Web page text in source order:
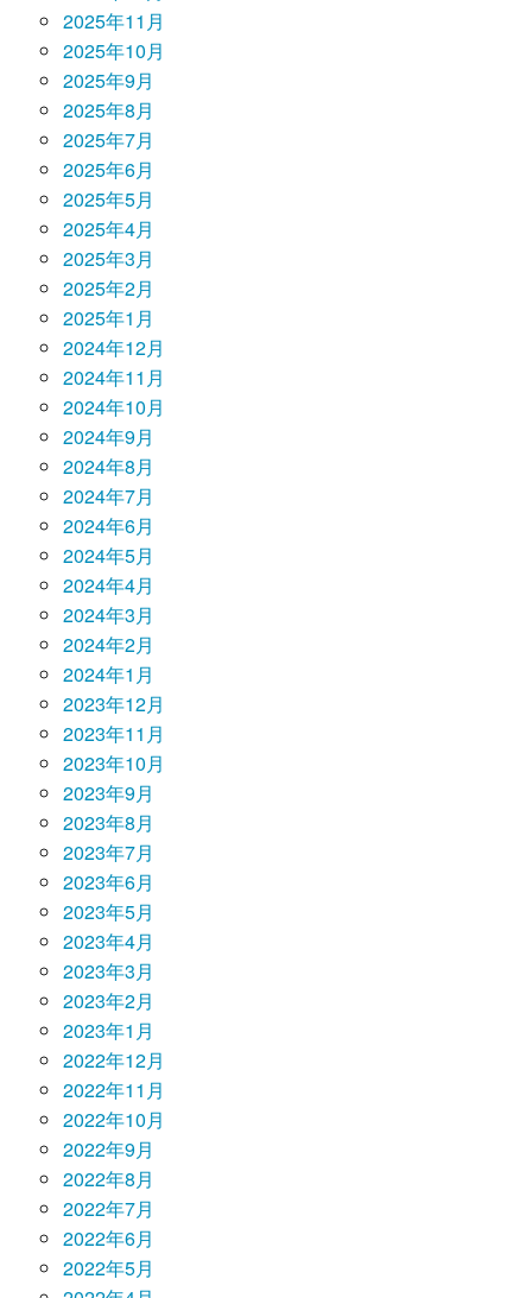
2025年11月
2025年10月
2025年9月
2025年8月
2025年7月
2025年6月
2025年5月
2025年4月
2025年3月
2025年2月
2025年1月
2024年12月
2024年11月
2024年10月
2024年9月
2024年8月
2024年7月
2024年6月
2024年5月
2024年4月
2024年3月
2024年2月
2024年1月
2023年12月
2023年11月
2023年10月
2023年9月
2023年8月
2023年7月
2023年6月
2023年5月
2023年4月
2023年3月
2023年2月
2023年1月
2022年12月
2022年11月
2022年10月
2022年9月
2022年8月
2022年7月
2022年6月
2022年5月